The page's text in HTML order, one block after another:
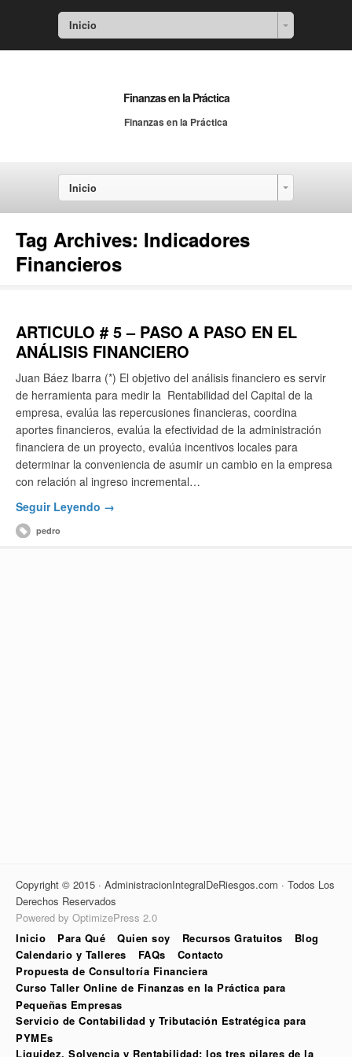
Inicio
Finanzas en la Práctica
Finanzas en la Práctica
Inicio
Tag Archives: Indicadores
Financieros
ARTICULO # 5 – PASO A PASO EN EL
ANÁLISIS FINANCIERO
Juan Báez Ibarra (*) El objetivo del análisis financiero es servir
de herramienta para medir la Rentabilidad del Capital de la
empresa, evalúa las repercusiones financieras, coordina
aportes financieros, evalúa la efectividad de la administración
financiera de un proyecto, evalúa incentivos locales para
determinar la conveniencia de asumir un cambio en la empresa
con relación al ingreso incremental…
Seguir Leyendo →
pedro
Copyright © 2015 · AdministracionIntegralDeRiesgos.com · Todos Los
Derechos Reservados
Powered by OptimizePress 2.0
Inicio
Para Qué Quien soy Recursos Gratuitos
Blog
Calendario y Talleres
FAQs
Contacto
Propuesta de Consultoría Financiera
Curso Taller Online de Finanzas en la Práctica para
Pequeñas Empresas
Servicio de Contabilidad y Tributación Estratégica para
PYMEs
Liquidez, Solvencia y Rentabilidad: los tres pilares de la